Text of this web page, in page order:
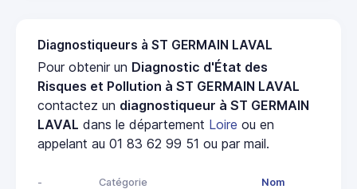
Diagnostiqueurs à ST GERMAIN LAVAL
Pour obtenir un Diagnostic d'État des
Risques et Pollution à ST GERMAIN LAVAL
contactez un diagnostiqueur à ST GERMAIN
LAVAL dans le département Loire ou en
appelant au 01 83 62 99 51 ou par mail.
- Catégorie Nom